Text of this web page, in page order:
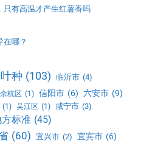
只有高温才产生红薯香吗
在哪？
种 (103) 临沂市 (4)
余杭区 (1) 信阳市 (6) 六安市 (9)
(1) 吴江区 (1) 咸宁市 (3)
标准 (45)
(60) 宜兴市 (2) 宜宾市 (6)